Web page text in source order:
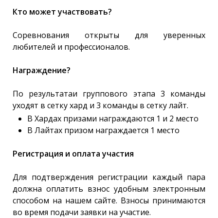
Кто может участвовать?
Соревнования открыты для уверенных
любителей и профессионалов.
Награждение?
По результатаи группового этапа 3 команды
уходят в сетку хард и 3 команды в сетку лайт.
В Хардах призами награждаются 1 и 2 место
В Лайтах призом награждается 1 место
Регистрация и оплата участия
Для подтверждения регистрации каждый пара
должна оплатить взнос удобным электронным
способом на нашем сайте. Взносы принимаются
во время подачи заявки на участие.